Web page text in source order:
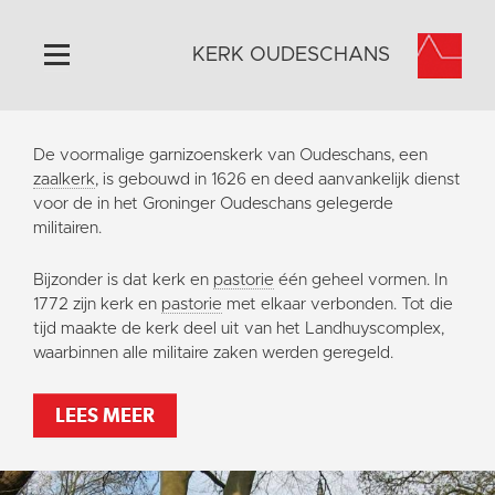
Home
Algemeen
Historie
Activiteiten
Steun ons
Contact
Vaktaal
KERK OUDESCHANS
De voormalige garnizoenskerk van Oudeschans, een
zaalkerk, is gebouwd in 1626 en deed aanvankelijk dienst
voor de in het Groninger Oudeschans gelegerde
militairen.
Bijzonder is dat kerk en pastorie één geheel vormen. In
1772 zijn kerk en pastorie met elkaar verbonden. Tot die
tijd maakte de kerk deel uit van het Landhuyscomplex,
waarbinnen alle militaire zaken werden geregeld.
LEES MEER